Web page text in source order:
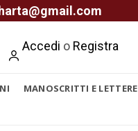
Accedi o Registra
MANOSCRITTI E LETTERE